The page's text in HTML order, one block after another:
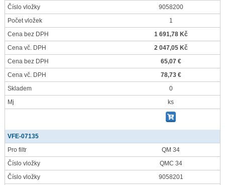
Číslo vložky
9058200
Počet vložek
1
Cena bez DPH
1 691,78 Kč
Cena vč. DPH
2 047,05 Kč
Cena bez DPH
65,07 €
Cena vč. DPH
78,73 €
Skladem
0
Mj
ks
VFE-07135
Pro filtr
QM 34
Číslo vložky
QMC 34
Číslo vložky
9058201